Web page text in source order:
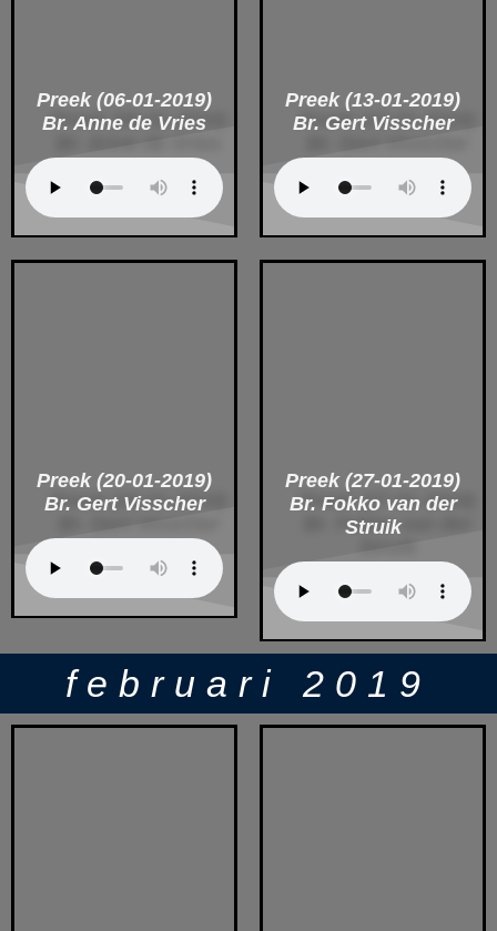
Preek (06-01-2019)
Br. Anne de Vries
Preek (13-01-2019)
Br. Gert Visscher
Preek (20-01-2019)
Br. Gert Visscher
Preek (27-01-2019)
Br. Fokko van der
Struik
februari 2019